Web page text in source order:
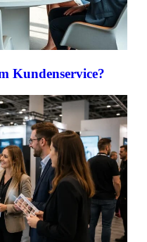
Kundenservice?